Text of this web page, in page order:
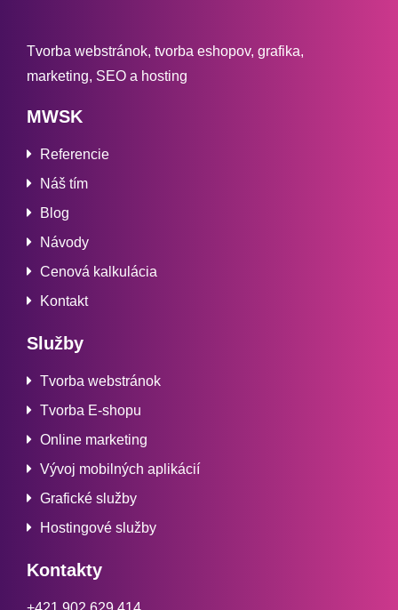
Tvorba webstránok, tvorba eshopov, grafika,
marketing, SEO a hosting
MWSK
Referencie
Náš tím
Blog
Návody
Cenová kalkulácia
Kontakt
Služby
Tvorba webstránok
Tvorba E-shopu
Online marketing
Vývoj mobilných aplikácií
Grafické služby
Hostingové služby
Kontakty